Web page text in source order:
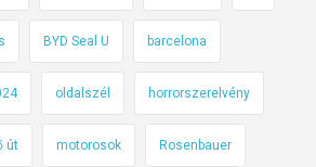
BYD Seal U barcelona
oldalszél horrorszerelvény
út motorosok Rosenbauer